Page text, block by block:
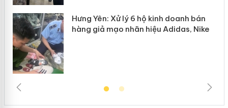
Hưng Yên: Xử lý 6 hộ kinh doanh bán
hàng giả mạo nhãn hiệu Adidas, Nike